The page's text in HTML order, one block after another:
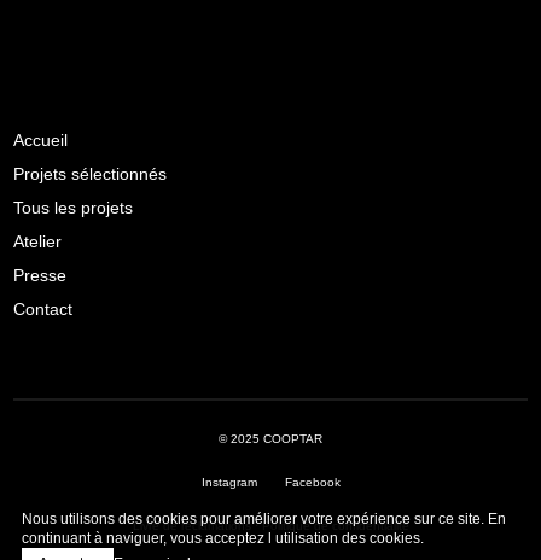
Accueil
Projets sélectionnés
Tous les projets
Atelier
Presse
Contact
© 2025 COOPTAR
Instagram Facebook
Livre de réclamations· Politique de confidentialité
Nous utilisons des cookies pour améliorer votre expérience sur ce site. En
continuant à naviguer, vous acceptez l utilisation des cookies.